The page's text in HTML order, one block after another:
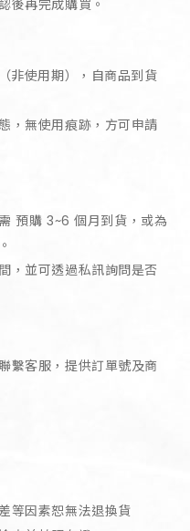
後再完成購買。
非使用期），自商品到貨
，無使用痕跡，方可申請
預購 3~6 個月到貨，或為
，並可透過私訊詢問是否
繫客服，提供訂單號及商
等因素恕無法退換貨